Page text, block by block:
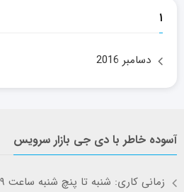
۱
دسامبر 2016
آسوده خاطر با دی جی بازار سرویس